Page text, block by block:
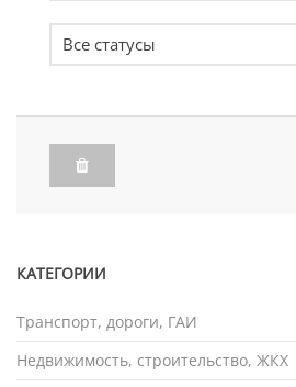
КАТЕГОРИИ
Транспорт, дороги, ГАИ
Недвижимость, строительство, ЖКХ